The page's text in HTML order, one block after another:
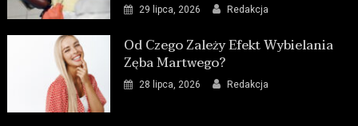
29 lipca, 2026 Redakcja
Od Czego Zależy Efekt Wybielania
Zęba Martwego?
28 lipca, 2026 Redakcja